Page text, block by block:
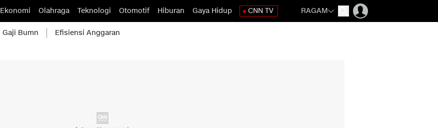
Ekonomi Olahraga Teknologi Otomotif Hiburan Gaya Hidup CNN TV RAGAM
Gaji Bumn Efisiensi Anggaran